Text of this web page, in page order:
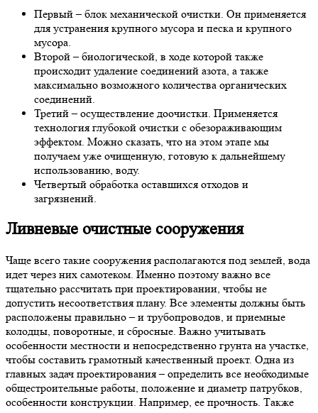
Первый – блок механической очистки. Он применяется
для устранения крупного мусора и песка и крупного
мусора.
Второй – биологической, в ходе которой также
происходит удаление соединений азота, а также
максимально возможного количества органических
соединений.
Третий – осуществление доочистки. Применяется
технология глубокой очистки с обезораживающим
эффектом. Можно сказать, что на этом этапе мы
получаем уже очищенную, готовую к дальнейшему
использованию, воду.
Четвертый обработка оставшихся отходов и
загрязнений.
Ливневые очистные сооружения
Чаще всего такие сооружения располагаются под землей, вода
идет через них самотеком. Именно поэтому важно все
тщательно рассчитать при проектировании, чтобы не
допустить несоответствия плану. Все элементы должны быть
расположены правильно – и трубопроводов, и приемные
колодцы, поворотные, и сбросные. Важно учитывать
особенности местности и непосредственно грунта на участке,
чтобы составить грамотный качественный проект. Одна из
главных задач проектирования – определить все необходимые
общестроительные работы, положение и диаметр патрубков,
особенности конструкции. Например, ее прочность. Также